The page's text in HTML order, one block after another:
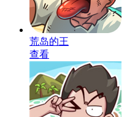
荒岛的王
查看